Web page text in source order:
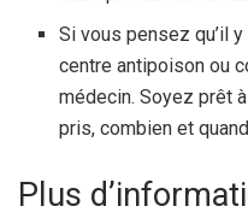
Si vous pensez qu’il
centre antipoison ou
médecin. Soyez prêt
pris, combien et
Plus